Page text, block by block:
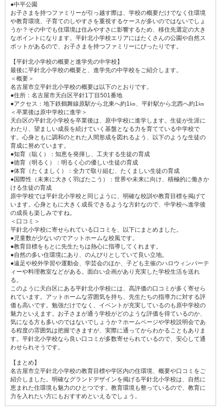
●中平公園
お子さまを持つファミリーが引っ越す際は、学校の概要だけでなく住環境
や教育環境、子育てのしやすさを重視するケースが多いのではないでしょ
うか？その中でも住環境は住みやすさに影響するため、移住先選定の大き
なポイントになります。平針北小学校エリアにはたくさんの公園や自然ス
ポットがあるので、お子さまを持つファミリーにぴったりです。
【平針北小学校の概要と進学先の中学校】
最後に平針北小学校の概要と、進学先の中学校をご紹介します。
＜概要＞
名古屋市立平針北小学校の概要は以下のとおりです。
●住所：名古屋市天白区平針1丁目501番地
●アクセス：地下鉄鶴舞線原駅から北東へ約1㎞、平針駅から北西へ約1㎞
＜卒業後は原中学校に進学＞
天白区の平針北小学校を卒業後は、原中学校に進学します。生徒が生涯に
わたり、望ましい成長を続けていく基盤となる力を育てている中学校で
す。心身ともに調和のとれた人間形成を図れるよう、以下のような生徒の
育成に努めています。
●知育（聡く）：知恵を発揮し、工夫する生徒の育成
●徳育（明るく）：明るく心の優しい生徒の育成
●体育（たくましく）：全力で取り組む、たくましい生徒の育成
●国際性（未来に大きく羽ばたこう）：世界や未来に向け、積極的に働きか
ける生徒の育成
原中学校では平針北小学校と同じように、明確な校訓や教育目標を掲げて
います。心身ともに大きく成長できるような方針なので、中学校へ進学後
の成長も楽しみですね。
＜口コミ＞
平針北小学校に寄せられている口コミを、以下にまとめました。
●児童数が少ないのでアットホームな校風です。
●教育目標をもとに先生たちは熱心に指導してくれます。
●自然の多い住環境にあり、のんびりとしていて良い立地。
●遠足や校外学習や運動会、学芸会のほか、子ども主催のハロウィンパーテ
ィーや料理教室などがある。面白い企画があり充実した学校生活を送れ
る。
このように天白区にある平針北小学校には、高評価の口コミが多く寄せら
れています。アットホームな雰囲気を持ち、先生たちの指導力に対する評
価も高いです。勉強だけでなく、イベントが充実しているのも原中学校の
魅力といえます。お子さまが通う学校がどのような評価を得ているのか、
気になる方も多いのではないでしょうか？ホームページや学校説明会であ
る程度の雰囲気は把握できますが、実際に通ってからわかることもありま
す。平針北小学校なら良い口コミが多数寄せられているので、安心して通
わせられそうです。
【まとめ】
名古屋市立平針北小学校の教育目標や学区内の住環境、概要や口コミをご
紹介しました。明確なグランドデザインを掲げる平針北小学校は、自然に
恵まれた住環境も魅力のひとつです。教育環境も整っているので、教育に
力を入れたい方にもおすすめといえるでしょう。